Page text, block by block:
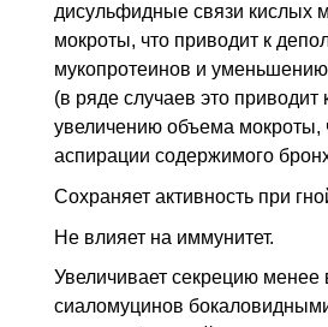
дисульфидные связи кислых
мокроты, что приводит к
мукопротеинов и
(в ряде случаев это приводит
увеличению объема мокроты,
аспирации содержимого
Сохраняет активность при
Не влияет на иммунитет.
Увеличивает секрецию менее
сиаломуцинов